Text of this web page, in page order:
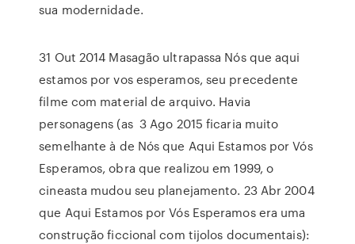
sua modernidade.
31 Out 2014 Masagão ultrapassa Nós que aqui
estamos por vos esperamos, seu precedente
filme com material de arquivo. Havia
personagens (as 3 Ago 2015 ficaria muito
semelhante à de Nós que Aqui Estamos por Vós
Esperamos, obra que realizou em 1999, o
cineasta mudou seu planejamento. 23 Abr 2004
que Aqui Estamos por Vós Esperamos era uma
construção ficcional com tijolos documentais):